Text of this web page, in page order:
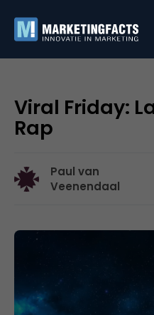
Viral Friday:
Rap
Paul van
Veenendaal